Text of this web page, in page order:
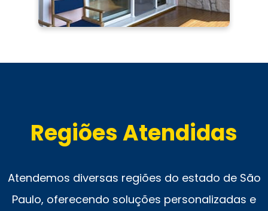
Regiões Atendidas
Atendemos diversas regiões do estado de São
Paulo, oferecendo soluções personalizadas e